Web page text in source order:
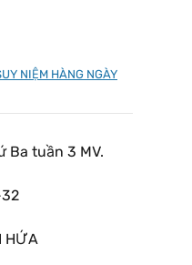
NIỆM HÀNG NGÀY
tuần 3 MV.
HỨA